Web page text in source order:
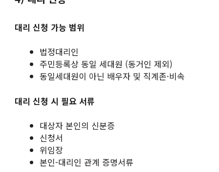
대리 신청 가능 범위
법정대리인
주민등록상 동일 세대원 (동거인 제외)
동일세대원이 아닌 배우자 및 직계존·비속
대리 신청 시 필요 서류
대상자 본인의 신분증
신청서
위임장
본인-대리인 관계 증명서류